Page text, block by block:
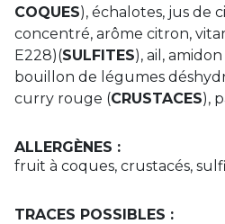
COQUES), échalotes, jus de
concentré, arôme citron,
E228)(SULFITES), ail,
bouillon de légumes
curry rouge (CRUSTACES),
ALLERGÈNES :
fruit à coques, crustacés,
TRACES POSSIBLES :